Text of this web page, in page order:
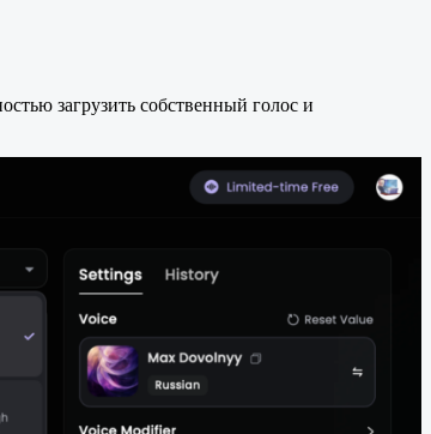
загрузить собственный голос и